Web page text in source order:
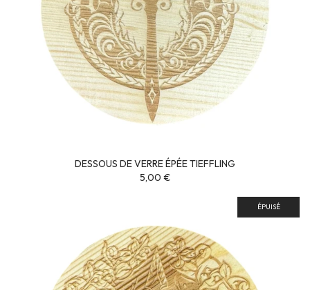
DESSOUS DE VERRE ÉPÉE TIEFFLING
5,00 €
ÉPUISÉ